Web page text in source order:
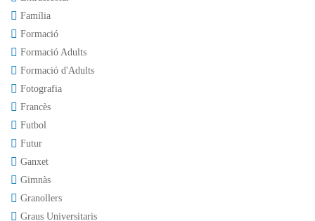
Família
Formació
Formació Adults
Formació d'Adults
Fotografia
Francès
Futbol
Futur
Ganxet
Gimnàs
Granollers
Graus Universitaris